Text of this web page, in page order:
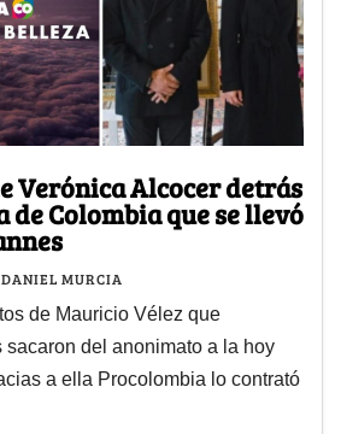
Verónica Alcocer detrás
de Colombia que se llevó
DANIEL MURCIA
de Mauricio Vélez que
sacaron del anonimato a la hoy
a ella Procolombia lo contrató